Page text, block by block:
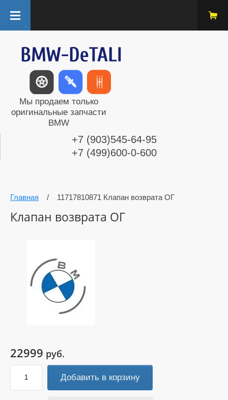
Мы продаем только
оригинальные запчасти
BMW
+7 (903)545-64-95
+7 (499)600-0-600
Главная / 11717810871 Клапан возврата ОГ
Клапан возврата ОГ
22999 руб.
Добавить в корзину